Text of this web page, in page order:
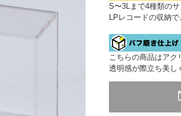
S〜3Lまで4種類の
LPレコードの収納
こちらの商品はアク
透明感が際立ち美し